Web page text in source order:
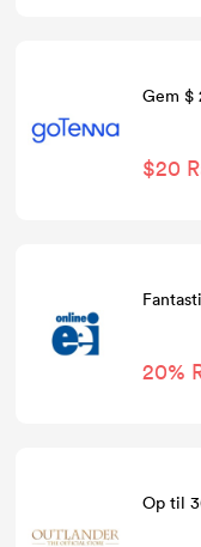
Gem $
$20
20%
Op til